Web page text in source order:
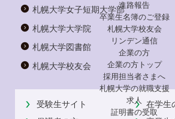
進路報告
卒業生名簿のご登録
札幌大学校友会
リンデン通信
企業の方
企業の方トップ
採用担当者さまへ
札幌大学の就職支援
求人
証明書の受取
札幌大学女子短期大学部
札幌大学大学院
札幌大学図書館
札幌大学校友会
受験生サイト
在学生